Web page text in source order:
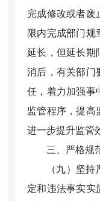
完成修改或者废
限内完成部门规
延长，但延长期
消后，有关部门
任，着力加强事
监管程序，提高
进一步提升监管
三、严格规
（九）坚持
定和违法事实实